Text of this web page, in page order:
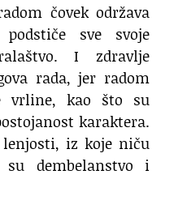
čovek održava
sve svoje
I zdravlje
rada, jer radom
vrline, kao što su
karaktera.
iz koje niču
dembelanstvo i